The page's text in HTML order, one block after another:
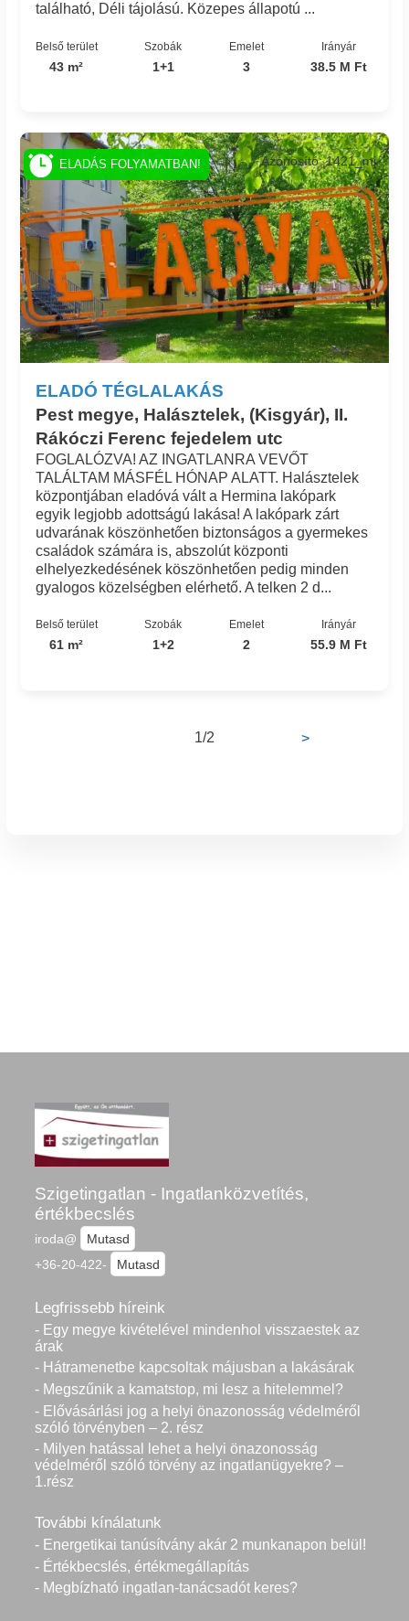
található, Déli tájolású. Közepes állapotú ...
Belső terület
43 m²
Szobák
1+1
Emelet
3
Irányár
38.5 M Ft
ELADÓ TÉGLALAKÁS
Pest megye, Halásztelek, (Kisgyár), II.
Rákóczi Ferenc fejedelem utc
Azonosító: 1421_mj
FOGLALÓZVA! AZ INGATLANRA VEVŐT
TALÁLTAM MÁSFÉL HÓNAP ALATT. Halásztelek
központjában eladóvá vált a Hermina lakópark
egyik legjobb adottságú lakása! A lakópark zárt
udvarának köszönhetően biztonságos a gyermekes
családok számára is, abszolút központi
elhelyezkedésének köszönhetően pedig minden
gyalogos közelségben elérhető. A telken 2 d...
Belső terület
61 m²
Szobák
1+2
Emelet
2
Irányár
55.9 M Ft
ELADÁS FOLYAMATBAN!
1/2 >
Szigetingatlan - Ingatlanközvetítés,
értékbecslés
iroda@
Mutasd
+36-20-422-
Mutasd
Legfrissebb híreink
- Egy megye kivételével mindenhol visszaestek az
árak
- Hátramenetbe kapcsoltak májusban a lakásárak
- Megszűnik a kamatstop, mi lesz a hitelemmel?
- Elővásárlási jog a helyi önazonosság védelméről
szóló törvényben – 2. rész
- Milyen hatással lehet a helyi önazonosság
védelméről szóló törvény az ingatlanügyekre? –
1.rész
További kínálatunk
- Energetikai tanúsítvány akár 2 munkanapon belül!
- Értékbecslés, értékmegállapítás
- Megbízható ingatlan-tanácsadót keres?